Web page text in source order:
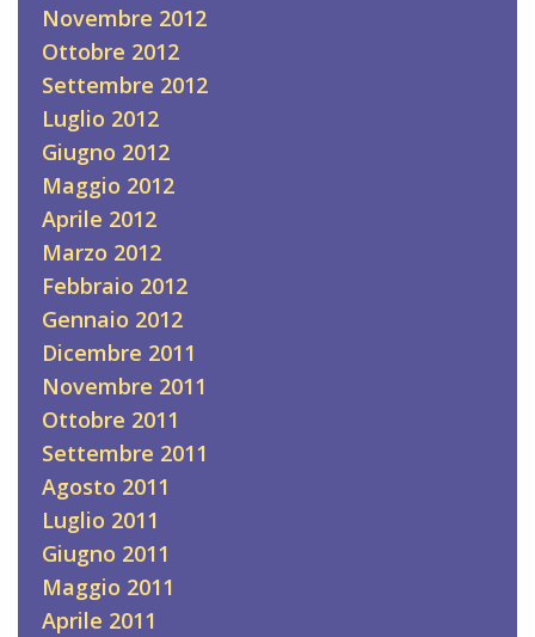
Novembre 2012
Ottobre 2012
Settembre 2012
Luglio 2012
Giugno 2012
Maggio 2012
Aprile 2012
Marzo 2012
Febbraio 2012
Gennaio 2012
Dicembre 2011
Novembre 2011
Ottobre 2011
Settembre 2011
Agosto 2011
Luglio 2011
Giugno 2011
Maggio 2011
Aprile 2011